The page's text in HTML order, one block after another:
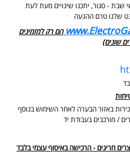
יתכנו שינויים מעת לעת
שלנו טרם ההגעה
הם רק למזמינים
שונים)
באזור הבערה לאחר השימוש בנוסף
חריגים - הרכישה באיסוף עצמי בלבד